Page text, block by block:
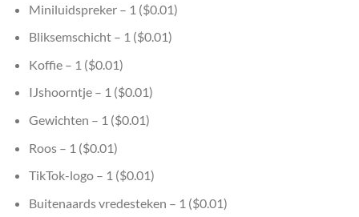
Miniluidspreker – 1 ($0.01)
Bliksemschicht – 1 ($0.01)
Koffie – 1 ($0.01)
IJshoorntje – 1 ($0.01)
Gewichten – 1 ($0.01)
Roos – 1 ($0.01)
TikTok-logo – 1 ($0.01)
Buitenaards vredesteken – 1 ($0.01)